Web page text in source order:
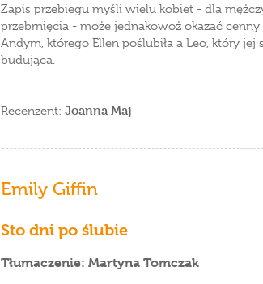
Zapis przebiegu myśli wielu kobiet - dla
przebrnięcia - może jednakowoż okazać
Andym, którego Ellen poślubiła a Leo, który
budująca.
Recenzent: Joanna Maj
Emily Giffin
Sto dni po ślubie
Tłumaczenie: Martyna Tomczak